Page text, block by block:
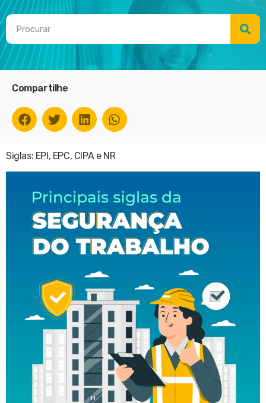
Compartilhe
Siglas: EPI, EPC, CIPA e NR